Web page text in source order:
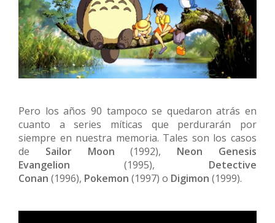
Pero los años 90 tampoco se quedaron atrás en
cuanto a series míticas que perdurarán por
siempre en nuestra memoria. Tales son los casos
de Sailor Moon (1992), Neon Genesis
Evangelion (1995), Detective
Conan (1996), Pokemon (1997) o Digimon (1999).